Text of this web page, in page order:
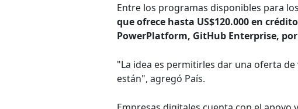
Entre los programas disponibles para
que ofrece hasta US$120.000 en
PowerPlatform, GitHub Enterprise,
"La idea es permitirles dar una oferta
están", agregó País.